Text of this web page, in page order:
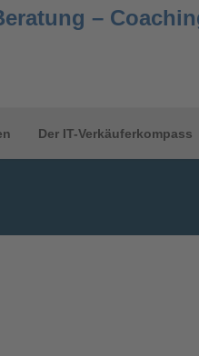
Der IT-Verkäuferkompass